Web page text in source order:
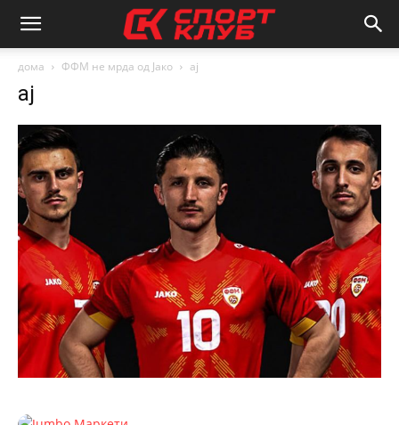
дома ФФМ не мрда од Јако ај
ај